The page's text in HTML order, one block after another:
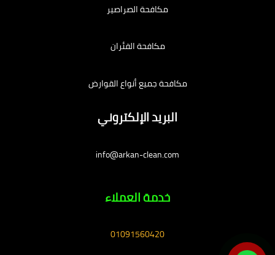
مكافحة الصراصير
مكافحة الفئران
مكافحة جميع أنواع القوارض
البريد الإلكتروني
info@arkan-clean.com
خدمة العملاء
01091560420